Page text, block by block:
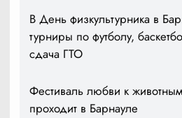
В День физкультурника в
турниры по футболу,
сдача ГТО
Фестиваль любви к
проходит в Барнауле